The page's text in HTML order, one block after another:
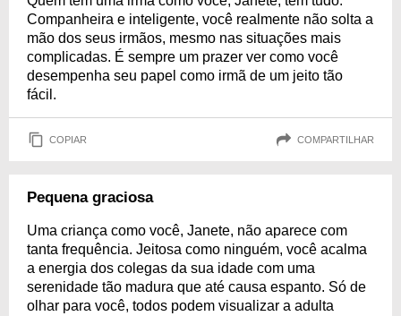
Companheira e inteligente, você realmente não solta a
mão dos seus irmãos, mesmo nas situações mais
complicadas. É sempre um prazer ver como você
desempenha seu papel como irmã de um jeito tão
fácil.
COPIAR COMPARTILHAR
Pequena graciosa
Uma criança como você, Janete, não aparece com
tanta frequência. Jeitosa como ninguém, você acalma
a energia dos colegas da sua idade com uma
serenidade tão madura que até causa espanto. Só de
olhar para você, todos podem visualizar a adulta